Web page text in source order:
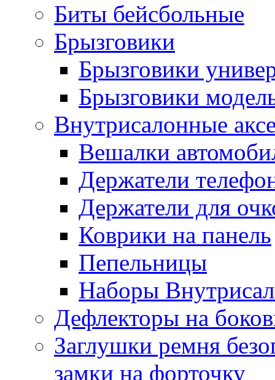
Биты бейсбольные
Брызговики
Брызговики
Брызговики
Внутрисалонные
Вешалки
Держатели
Держатели для
Коврики на панель
Пепельницы
Наборы
Дефлекторы на
Заглушки ремня
замки на форточку